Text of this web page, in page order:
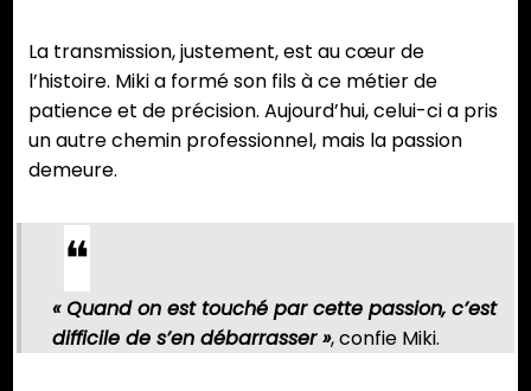
La transmission, justement, est au cœur de
l’histoire. Miki a formé son fils à ce métier de
patience et de précision. Aujourd’hui, celui-ci a pris
un autre chemin professionnel, mais la passion
demeure.
« Quand on est touché par cette passion, c’est
difficile de s’en débarrasser », confie Miki.